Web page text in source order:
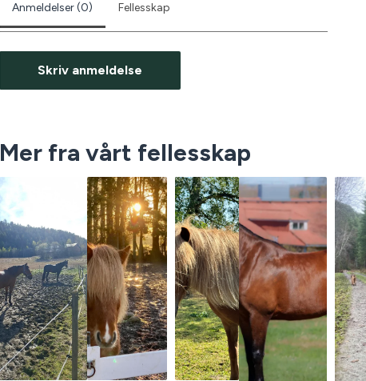
Anmeldelser (0) Fellesskap
Skriv anmeldelse
Mer fra vårt fellesskap